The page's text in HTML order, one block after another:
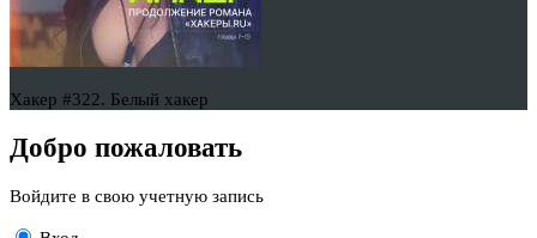
Хакер #322. Белый хакер
Добро пожаловать
Войдите в свою учетную запись